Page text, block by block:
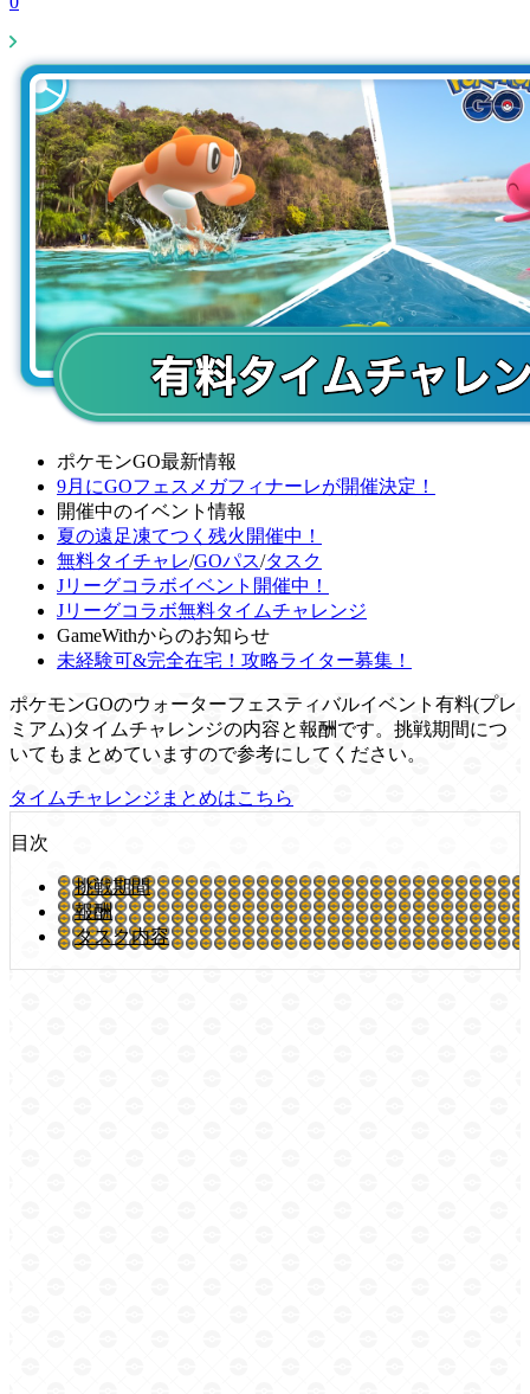
ポケモンGO最新情報
9月にGOフェスメガフィナーレが開催決定！
開催中のイベント情報
夏の遠足凍てつく残火開催中！
無料タイチャレ/GOパス/タスク
Jリーグコラボイベント開催中！
Jリーグコラボ無料タイムチャレンジ
GameWithからのお知らせ
未経験可&完全在宅！攻略ライター募集！
ポケモンGOのウォーターフェスティバルイベント有料(プレ
ミアム)タイムチャレンジの内容と報酬です。挑戦期間につ
いてもまとめていますので参考にしてください。
タイムチャレンジまとめはこちら
目次
挑戦期間
報酬
タスク内容